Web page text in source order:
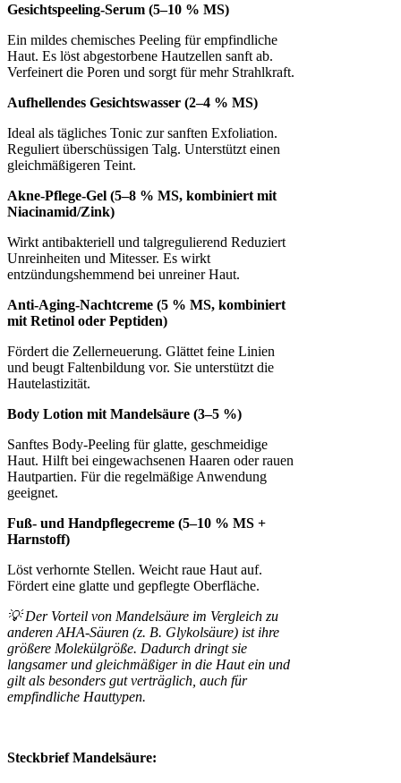
Gesichtspeeling-Serum (5–10 % MS)
Ein mildes chemisches Peeling für empfindliche
Haut. Es löst abgestorbene Hautzellen sanft ab.
Verfeinert die Poren und sorgt für mehr Strahlkraft.
Aufhellendes Gesichtswasser (2–4 % MS)
Ideal als tägliches Tonic zur sanften Exfoliation.
Reguliert überschüssigen Talg. Unterstützt einen
gleichmäßigeren Teint.
Akne-Pflege-Gel (5–8 % MS, kombiniert mit
Niacinamid/Zink)
Wirkt antibakteriell und talgregulierend Reduziert
Unreinheiten und Mitesser. Es wirkt
entzündungshemmend bei unreiner Haut.
Anti-Aging-Nachtcreme (5 % MS, kombiniert
mit Retinol oder Peptiden)
Fördert die Zellerneuerung. Glättet feine Linien
und beugt Faltenbildung vor. Sie unterstützt die
Hautelastizität.
Body Lotion mit Mandelsäure (3–5 %)
Sanftes Body-Peeling für glatte, geschmeidige
Haut. Hilft bei eingewachsenen Haaren oder rauen
Hautpartien. Für die regelmäßige Anwendung
geeignet.
Fuß- und Handpflegecreme (5–10 % MS +
Harnstoff)
Löst verhornte Stellen. Weicht raue Haut auf.
Fördert eine glatte und gepflegte Oberfläche.
💡 Der Vorteil von Mandelsäure im Vergleich zu
anderen AHA-Säuren (z. B. Glykolsäure) ist ihre
größere Molekülgröße. Dadurch dringt sie
langsamer und gleichmäßiger in die Haut ein und
gilt als besonders gut verträglich, auch für
empfindliche Hauttypen.
Steckbrief Mandelsäure: